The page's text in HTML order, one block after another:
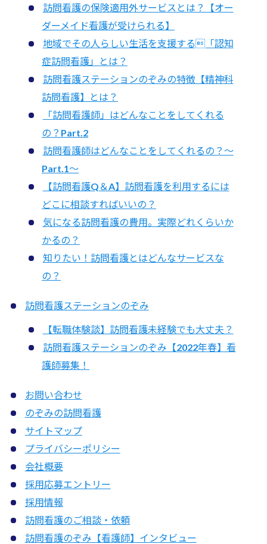
訪問看護の保険適用外サービスとは？【オー
ダーメイド看護が受けられる】
地域でその人らしい生活を支援する「認知
症訪問看護」とは？
訪問看護ステーションのぞみの特徴【精神科
訪問看護】とは？
「訪問看護師」はどんなことをしてくれる
の？Part.2
訪問看護師はどんなことをしてくれるの？〜
Part.1〜
【訪問看護Q＆A】訪問看護を利用するには
どこに相談すればいいの？
気になる訪問看護の費用。実際どれくらいか
かるの？
知りたい！訪問看護とはどんなサービスな
の？
訪問看護ステーションのぞみ
【転職体験談】訪問看護未経験でも大丈夫？
訪問看護ステーションのぞみ【2022年春】看
護師募集！
お問い合わせ
のぞみの訪問看護
サイトマップ
プライバシーポリシー
会社概要
採用応募エントリー
採用情報
訪問看護のご相談・依頼
訪問看護のぞみ【看護師】インタビュー